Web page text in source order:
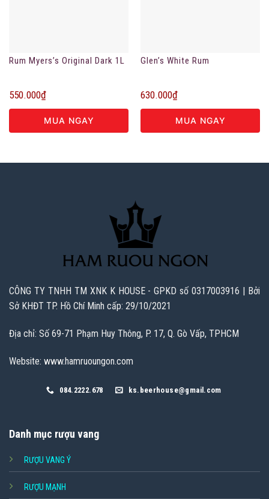
Rum Myers’s Original Dark 1L
550.000₫
MUA NGAY
Glen’s White Rum
630.000₫
MUA NGAY
CÔNG TY TNHH TM XNK K HOUSE - GPKD số 0317003916 | Bởi
Sở KHĐT TP. Hồ Chí Minh cấp: 29/10/2021
Địa chỉ: Số 69-71 Phạm Huy Thông, P. 17, Q. Gò Vấp, TPHCM
Website: www.hamruoungon.com
084.2222.678 ks.beerhouse@gmail.com
Danh mục rượu vang
RƯỢU VANG Ý
RƯỢU MẠNH